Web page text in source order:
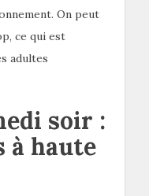
On peut
ce qui est
adultes
soir :
à haute